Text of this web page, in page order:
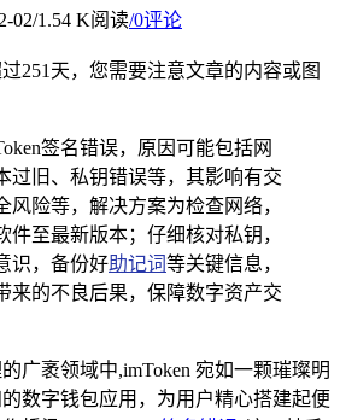
02/1.54 K阅读/0评论
251 天，您需要注意文章的内容或图
签名错误，原因可能包括网
过旧、私钥错误等，其影响有交
风险等，解决方案为检查网络，
件至最新版本；仔细核对私钥，
识，备份好助记词等关键信息，
来的不良后果，保障数字资产交
广袤领域中,imToken 宛如一颗璀璨明
数字钱包应用，为用户精心搭建起便